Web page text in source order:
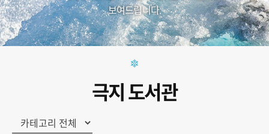
보여드립니다.
극지 도서관